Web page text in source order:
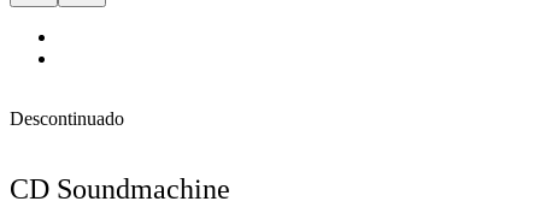
Descontinuado
CD Soundmachine